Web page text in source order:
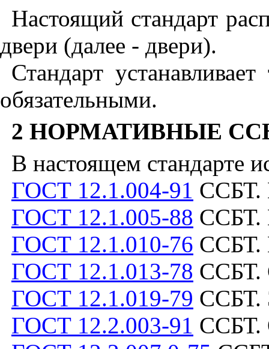
Настоящий стандарт
двери (далее - двери).
Стандарт
обязательными.
2 НОРМАТИВНЫЕ
В настоящем стандарте
ГОСТ 12.1.004-91 ССБТ.
ГОСТ 12.1.005-88 ССБТ.
ГОСТ 12.1.010-76 ССБТ.
ГОСТ 12.1.013-78 ССБТ.
ГОСТ 12.1.019-79 ССБТ.
ГОСТ 12.2.003-91 ССБТ.